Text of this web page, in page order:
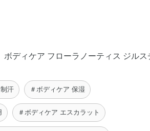
ディケア フローラノーティス ジルス
汗 ＃ボディケア 保湿
＃ボディケア エスカラット